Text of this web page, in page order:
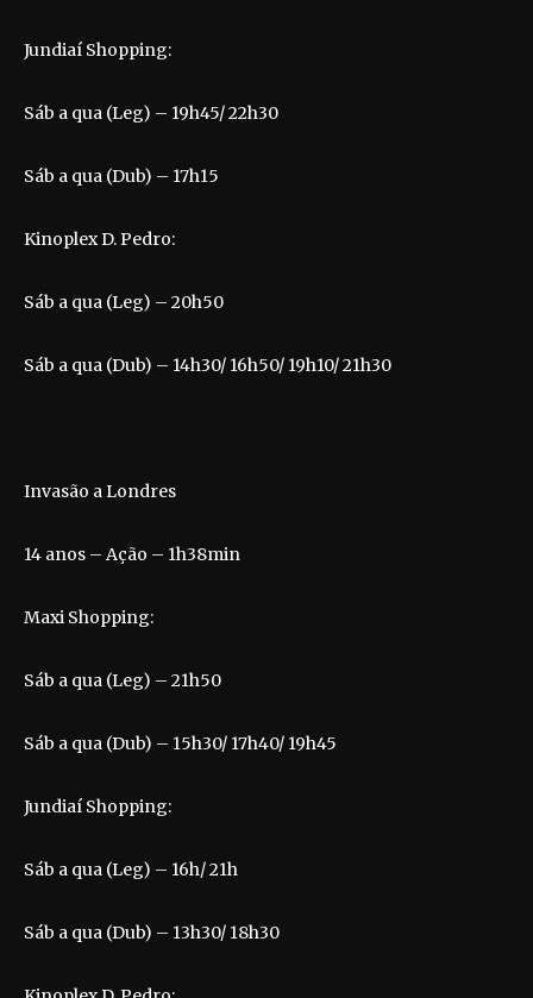
Jundiaí Shopping:
Sáb a qua (Leg) – 19h45/ 22h30
Sáb a qua (Dub) – 17h15
Kinoplex D. Pedro:
Sáb a qua (Leg) – 20h50
Sáb a qua (Dub) – 14h30/ 16h50/ 19h10/ 21h30
Invasão a Londres
14 anos – Ação – 1h38min
Maxi Shopping:
Sáb a qua (Leg) – 21h50
Sáb a qua (Dub) – 15h30/ 17h40/ 19h45
Jundiaí Shopping:
Sáb a qua (Leg) – 16h/ 21h
Sáb a qua (Dub) – 13h30/ 18h30